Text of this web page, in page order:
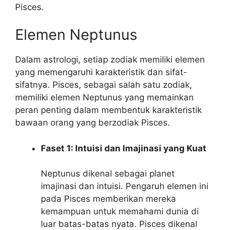
Pisces.
Elemen Neptunus
Dalam astrologi, setiap zodiak memiliki elemen
yang memengaruhi karakteristik dan sifat-
sifatnya. Pisces, sebagai salah satu zodiak,
memiliki elemen Neptunus yang memainkan
peran penting dalam membentuk karakteristik
bawaan orang yang berzodiak Pisces.
Faset 1: Intuisi dan Imajinasi yang Kuat
Neptunus dikenal sebagai planet
imajinasi dan intuisi. Pengaruh elemen ini
pada Pisces memberikan mereka
kemampuan untuk memahami dunia di
luar batas-batas nyata. Pisces dikenal